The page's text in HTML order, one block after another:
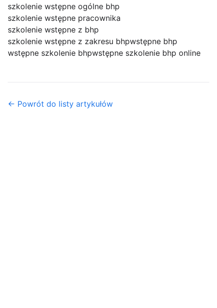
szkolenie wstępne ogólne bhp
szkolenie wstępne pracownika
szkolenie wstępne z bhp
szkolenie wstępne z zakresu bhpwstępne bhp
wstępne szkolenie bhpwstępne szkolenie bhp online
← Powrót do listy artykułów